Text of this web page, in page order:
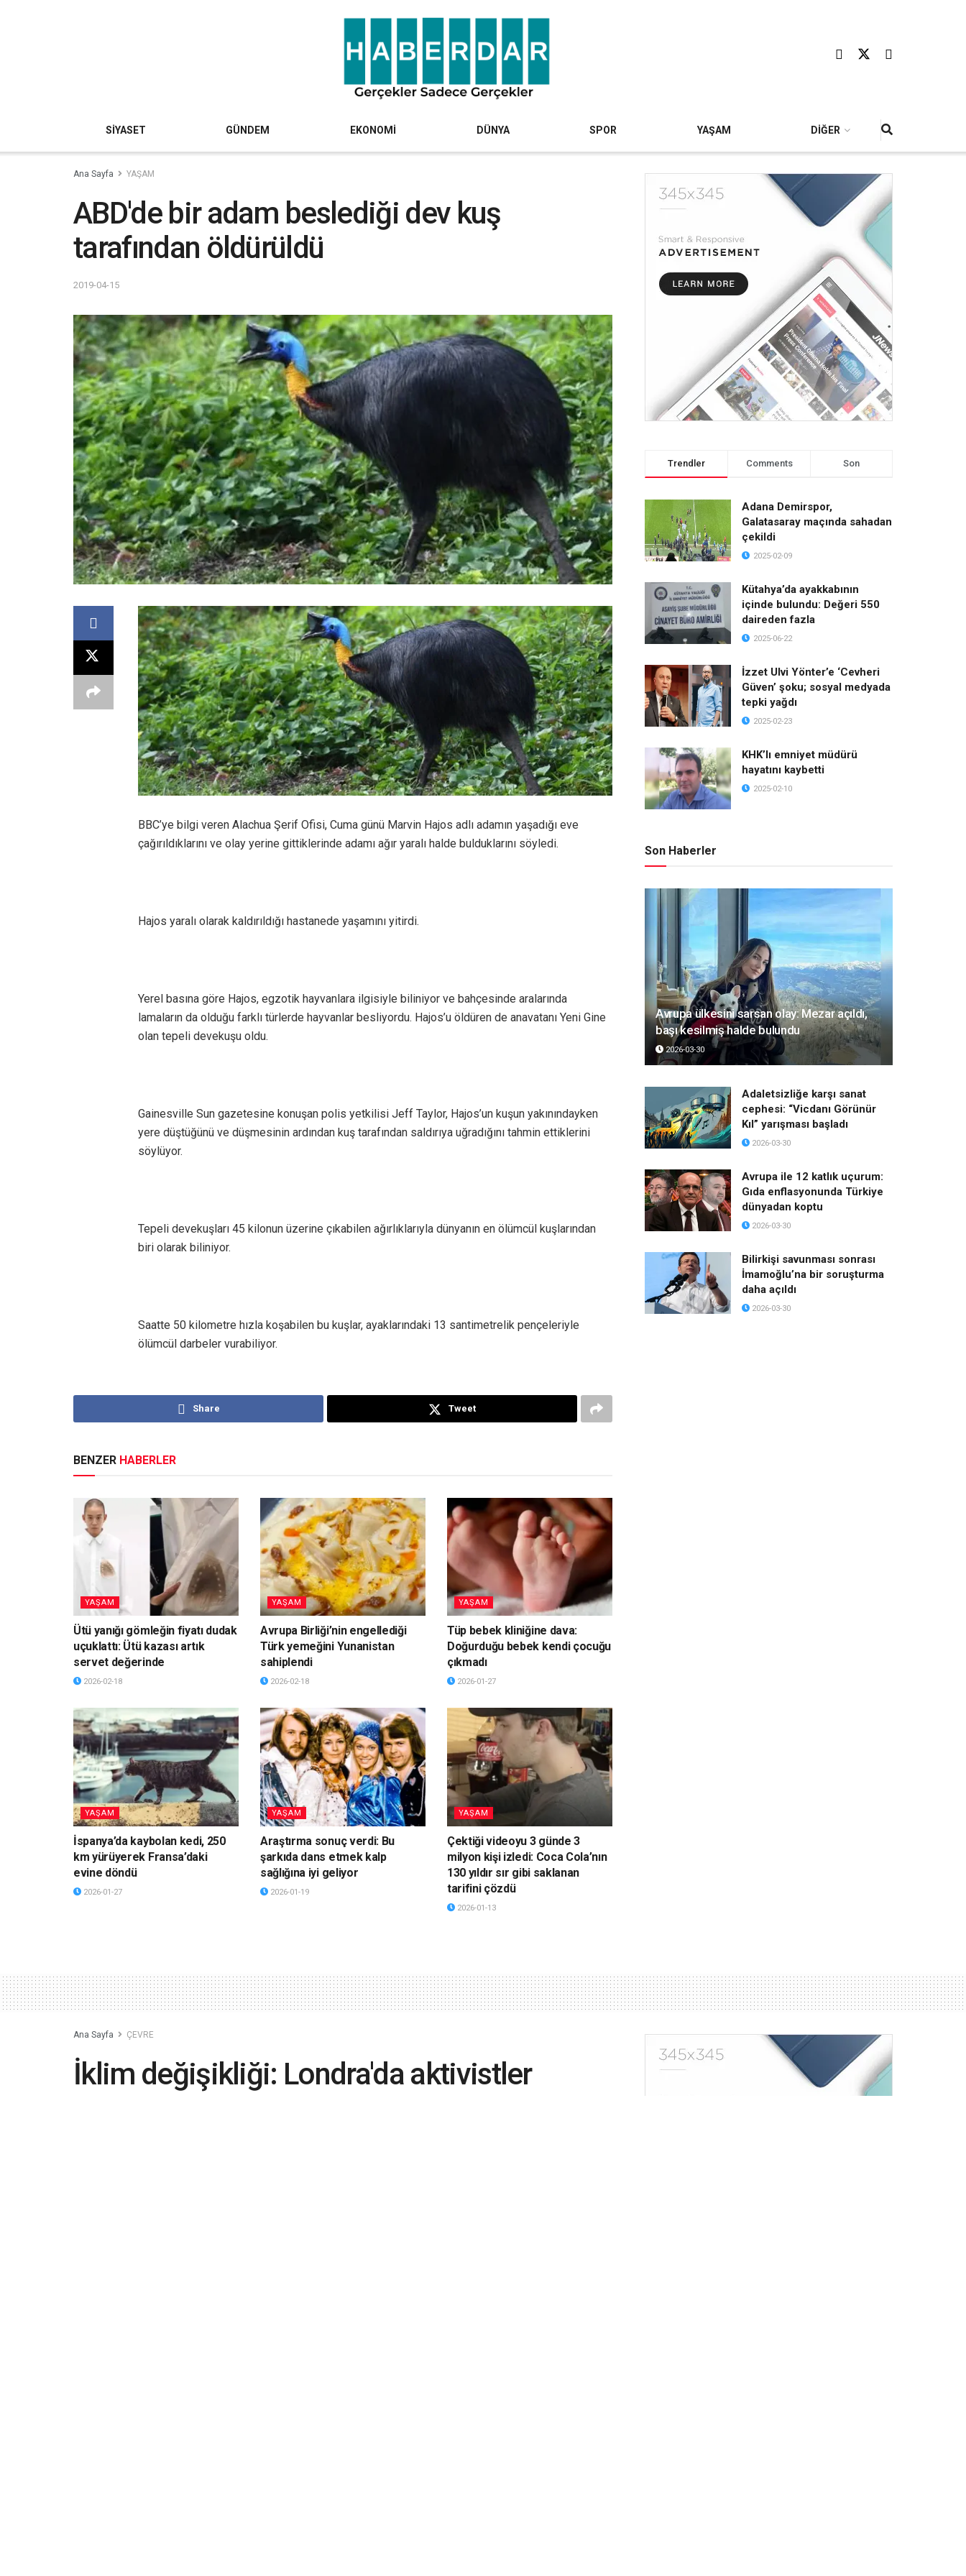
SİYASET GÜNDEM EKONOMİ DÜNYA SPOR YAŞAM DİĞER
Ana Sayfa YAŞAM
ABD'de bir adam beslediği dev kuş
tarafından öldürüldü
2019-04-15
BBC’ye bilgi veren Alachua Şerif Ofisi, Cuma günü Marvin Hajos adlı adamın yaşadığı eve
çağırıldıklarını ve olay yerine gittiklerinde adamı ağır yaralı halde bulduklarını söyledi.
Hajos yaralı olarak kaldırıldığı hastanede yaşamını yitirdi.
Yerel basına göre Hajos, egzotik hayvanlara ilgisiyle biliniyor ve bahçesinde aralarında
lamaların da olduğu farklı türlerde hayvanlar besliyordu. Hajos’u öldüren de anavatanı Yeni Gine
olan tepeli devekuşu oldu.
Gainesville Sun gazetesine konuşan polis yetkilisi Jeff Taylor, Hajos’un kuşun yakınındayken
yere düştüğünü ve düşmesinin ardından kuş tarafından saldırıya uğradığını tahmin ettiklerini
söylüyor.
Tepeli devekuşları 45 kilonun üzerine çıkabilen ağırlıklarıyla dünyanın en ölümcül kuşlarından
biri olarak biliniyor.
Saatte 50 kilometre hızla koşabilen bu kuşlar, ayaklarındaki 13 santimetrelik pençeleriyle
ölümcül darbeler vurabiliyor.
Share Tweet
BENZER HABERLER
YAŞAM
Ütü yanığı gömleğin fiyatı dudak
uçuklattı: Ütü kazası artık
servet değerinde
2026-02-18
YAŞAM
Avrupa Birliği’nin engellediği
Türk yemeğini Yunanistan
sahiplendi
2026-02-18
YAŞAM
Tüp bebek kliniğine dava:
Doğurduğu bebek kendi çocuğu
çıkmadı
2026-01-27
YAŞAM
İspanya’da kaybolan kedi, 250
km yürüyerek Fransa’daki
evine döndü
2026-01-27
YAŞAM
Araştırma sonuç verdi: Bu
şarkıda dans etmek kalp
sağlığına iyi geliyor
2026-01-19
YAŞAM
Çektiği videoyu 3 günde 3
milyon kişi izledi: Coca Cola’nın
130 yıldır sır gibi saklanan
tarifini çözdü
2026-01-13
Trendler Comments Son
Adana Demirspor,
Galatasaray maçında sahadan
çekildi
2025-02-09
Kütahya’da ayakkabının
içinde bulundu: Değeri 550
daireden fazla
2025-06-22
İzzet Ulvi Yönter’e ‘Cevheri
Güven’ şoku; sosyal medyada
tepki yağdı
2025-02-23
KHK’lı emniyet müdürü
hayatını kaybetti
2025-02-10
Son Haberler
Avrupa ülkesini sarsan olay: Mezar açıldı,
başı kesilmiş halde bulundu
2026-03-30
Adaletsizliğe karşı sanat
cephesi: “Vicdanı Görünür
Kıl” yarışması başladı
2026-03-30
Avrupa ile 12 katlık uçurum:
Gıda enflasyonunda Türkiye
dünyadan koptu
2026-03-30
Bilirkişi savunması sonrası
İmamoğlu’na bir soruşturma
daha açıldı
2026-03-30
Ana Sayfa ÇEVRE
İklim değişikliği: Londra'da aktivistler